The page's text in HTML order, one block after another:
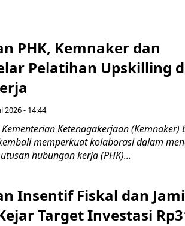
PHK, Kemnaker dan
Pelatihan Upskilling
2026 - 14:44
Kementerian Ketenagakerjaan (Kemnaker)
memperkuat kolaborasi dalam
hubungan kerja (PHK)...
Insentif Fiskal dan
Target Investasi